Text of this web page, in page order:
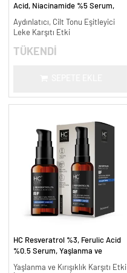
Acid, Niacinamide %5 Serum,
ml.
Aydınlatıcı, Cilt Tonu Eşitleyici
Leke Karşıtı Etki
TÜKENDİ
HC Resveratrol %3, Ferulic Acid
%0.5 Serum, Yaşlanma ve
Yaşlanma ve Kırışıklık Karşıtı Etki